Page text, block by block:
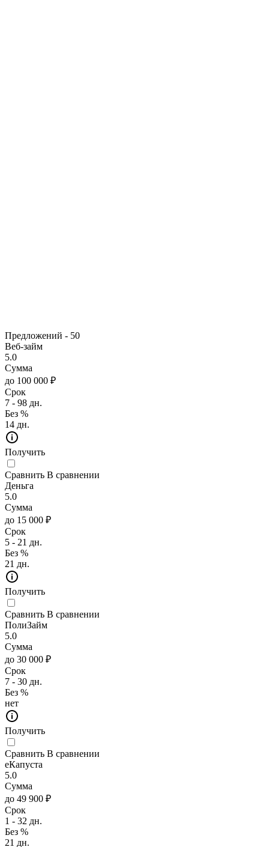
Предложений - 50
Веб-займ
5.0
Сумма
до 100 000 ₽
Срок
7 - 98 дн.
Без %
14 дн.
Получить
Сравнить В сравнении
Деньга
5.0
Сумма
до 15 000 ₽
Срок
5 - 21 дн.
Без %
21 дн.
Получить
Сравнить В сравнении
ПолиЗайм
5.0
Сумма
до 30 000 ₽
Срок
7 - 30 дн.
Без %
нет
Получить
Сравнить В сравнении
еКапуста
5.0
Сумма
до 49 900 ₽
Срок
1 - 32 дн.
Без %
21 дн.